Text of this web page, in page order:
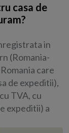
casa de
in
(Romania-
care
de expeditii),
TVA, cu
expeditii) a